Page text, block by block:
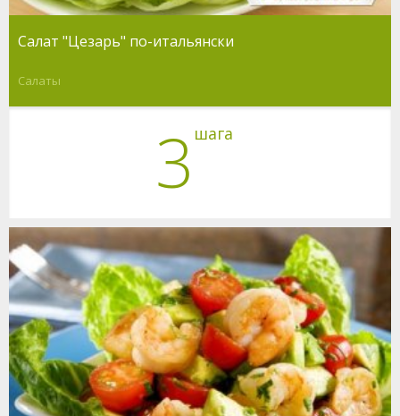
Салат "Цезарь" по-итальянски
Салаты
3 шага